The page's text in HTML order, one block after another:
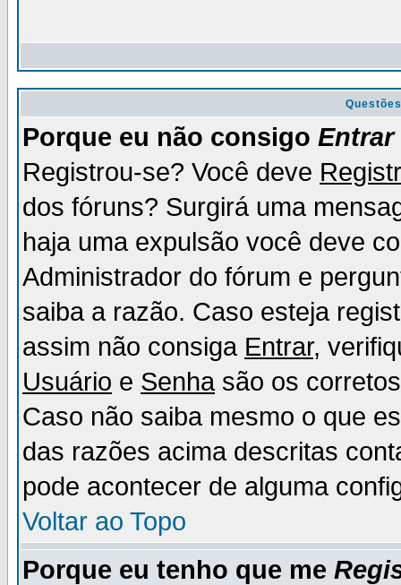
Porque eu não consigo Entrar
Registrou-se? Você deve
dos fóruns? Surgirá uma
haja uma expulsão você deve
Administrador do fórum e
saiba a razão. Caso esteja
assim não consiga Entrar,
Usuário e Senhasão os
Caso não saiba mesmo o que
das razões acima descritas
pode acontecer de alguma
Voltar ao Topo
Porque eu tenho que me